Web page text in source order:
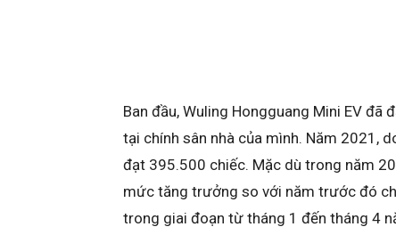
Ban đầu, Wuling Hongguang Mini EV
tại chính sân nhà của mình. Năm 2021,
đạt 395.500 chiếc. Mặc dù trong năm
mức tăng trưởng so với năm trước đó
trong giai đoạn từ tháng 1 đến tháng 4